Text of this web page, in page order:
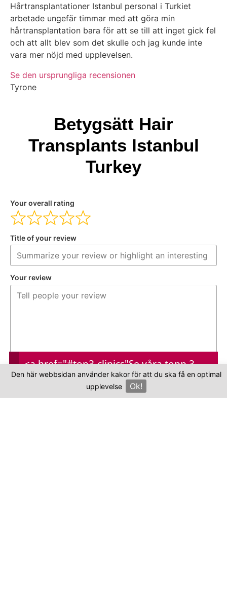
Hårtransplantationer Istanbul personal i Turkiet
arbetade ungefär timmar med att göra min
hårtransplantation bara för att se till att inget gick fel
och att allt blev som det skulle och jag kunde inte
vara mer nöjd med upplevelsen.
Se den ursprungliga recensionen
Tyrone
Betygsätt Hair
Transplants Istanbul
Turkey
Your overall rating
Title of your review
Your review
Your name
<a href="#top3-clinics"Se våra topp 3-
kliniker
×
Den här webbsidan använder kakor för att du ska få en optimal
upplevelse
Ok!